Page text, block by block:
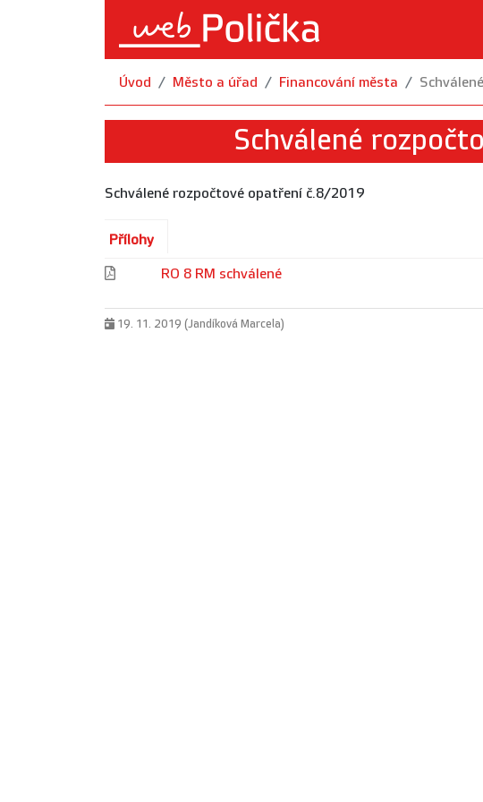
Úvod Město a úřad Financování města
Schválené
Schválené rozpočtové opatření č.8/2019
Přílohy
RO 8 RM schválené
19. 11. 2019 (Jandíková Marcela)